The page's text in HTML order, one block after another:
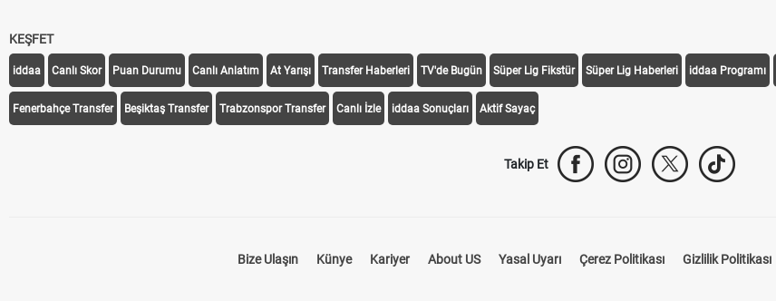
KEŞFET
iddaa Canlı Skor Puan Durumu Canlı Anlatım At Yarışı Transfer Haberleri TV'de Bugün Süper Lig Fikstür Süper Lig Haberleri iddaa Programı
Fenerbahçe Transfer Beşiktaş Transfer Trabzonspor Transfer Canlı İzle iddaa Sonuçları Aktif Sayaç
Takip Et
Bize Ulaşın Künye Kariyer About US Yasal Uyarı Çerez Politikası Gizlilik Politikası